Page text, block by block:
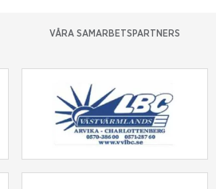
VÅRA SAMARBETSPARTNERS